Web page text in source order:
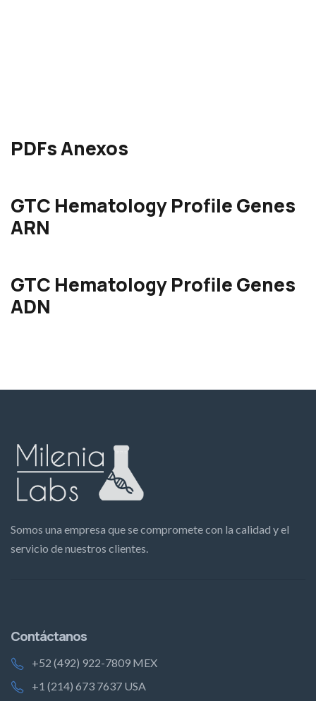
PDFs Anexos
GTC Hematology Profile Genes
ARN
GTC Hematology Profile Genes
ADN
Somos una empresa que se compromete con la calidad y el
servicio de nuestros clientes.
Contáctanos
+52 (492) 922-7809 MEX
+1 (214) 673 7637 USA